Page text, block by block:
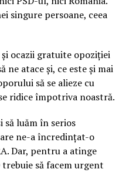
singure persoane, ceea
ocazii gratuite opoziției
atace și, ce este și mai
să se alieze cu
ridice împotriva noastră.
să luăm în serios
ne-a încredințat-o
Dar, pentru a atinge
să facem urgent